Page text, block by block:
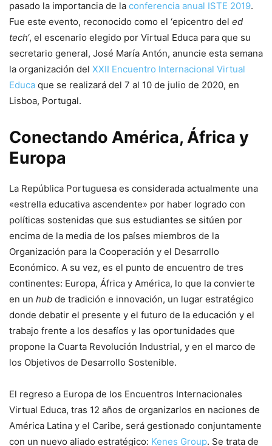
pasado la importancia de la conferencia anual ISTE 2019.
Fue este evento, reconocido como el ‘epicentro del ed
tech‘, el escenario elegido por Virtual Educa para que su
secretario general, José María Antón, anuncie esta semana
la organización del XXII Encuentro Internacional Virtual
Educa que se realizará del 7 al 10 de julio de 2020, en
Lisboa, Portugal.
Conectando América, África y
Europa
La República Portuguesa es considerada actualmente una
«estrella educativa ascendente» por haber logrado con
políticas sostenidas que sus estudiantes se sitúen por
encima de la media de los países miembros de la
Organización para la Cooperación y el Desarrollo
Económico. A su vez, es el punto de encuentro de tres
continentes: Europa, África y América, lo que la convierte
en un hub de tradición e innovación, un lugar estratégico
donde debatir el presente y el futuro de la educación y el
trabajo frente a los desafíos y las oportunidades que
propone la Cuarta Revolución Industrial, y en el marco de
los Objetivos de Desarrollo Sostenible.
El regreso a Europa de los Encuentros Internacionales
Virtual Educa, tras 12 años de organizarlos en naciones de
América Latina y el Caribe, será gestionado conjuntamente
con un nuevo aliado estratégico: Kenes Group. Se trata de